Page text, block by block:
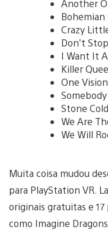
Another
Bohemian
Crazy
Don’t
I Want It
Killer
One Vision
Stone
We Are
We Will
Muita coisa mudou
para PlayStation VR.
originais gratuitas e
como Imagine